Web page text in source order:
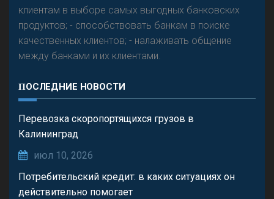
клиентам в выборе самых выгодных банковских
продуктов; - способствовать банкам в поиске
качественных клиентов; - налаживать общение
между банками и их клиентами.
ПОСЛЕДНИЕ НОВОСТИ
Перевозка скоропортящихся грузов в
Калининград
июл 10, 2026
Потребительский кредит: в каких ситуациях он
действительно помогает